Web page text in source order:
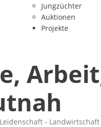
Jungzüchter
Auktionen
Projekte
-